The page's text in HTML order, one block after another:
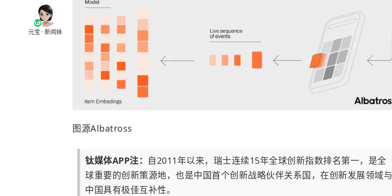
元宝 · 新闻妹
图源Albatross
钛媒体APP注： 自2011年以来，瑞士连续15年全球创新指数排名第一，是全
球重要的创新策源地，也是中国首个创新战略伙伴关系国，在创新发展领域与
中国具有极佳互补性。